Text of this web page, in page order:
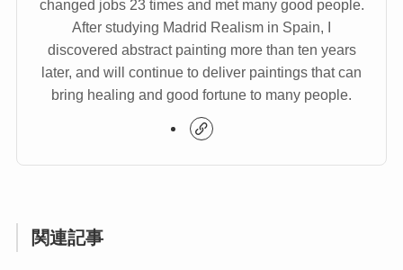
changed jobs 23 times and met many good people.
After studying Madrid Realism in Spain, I
discovered abstract painting more than ten years
later, and will continue to deliver paintings that can
bring healing and good fortune to many people.
関連記事